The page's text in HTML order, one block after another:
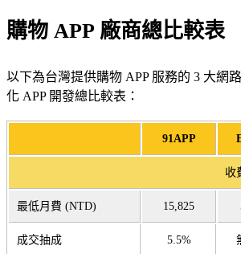
購物 APP 廠商總比較表
以下為台灣提供購物 APP 服務的 3 大網
化 APP 開發總比較表：
91APP
收
最低月費 (NTD) 15,825
成交抽成 5.5%